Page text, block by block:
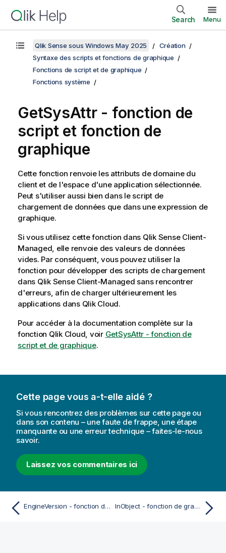
Search Menu
Qlik Sense sous Windows May 2025
Création
Syntaxe des scripts et fonctions de graphique
Fonctions de script et de graphique
Fonctions système
GetSysAttr - fonction de
script et fonction de
graphique
Cette fonction renvoie les attributs de domaine du
client et de l'espace d'une application sélectionnée.
Peut s'utiliser aussi bien dans le script de
chargement de données que dans une expression de
graphique.
Si vous utilisez cette fonction dans Qlik Sense Client-
Managed, elle renvoie des valeurs de données
vides. Par conséquent, vous pouvez utiliser la
fonction pour développer des scripts de chargement
dans Qlik Sense Client-Managed sans rencontrer
d'erreurs, afin de charger ultérieurement les
applications dans Qlik Cloud.
Pour accéder à la documentation complète sur la
fonction Qlik Cloud, voir GetSysAttr - fonction de
script et de graphique.
Cette page vous a-t-elle aidé ?
Si vous rencontrez des problèmes sur cette page ou
dans son contenu – une faute de frappe, une étape
manquante ou une erreur technique – faites-le-nous
savoir.
Laissez vos commentaires ici
EngineVersion - fonction de script et fonction de graphique InObject - fonction de graphique